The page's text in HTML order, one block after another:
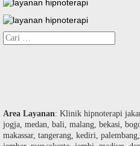
Cari
untuk:
Area Layanan: Klinik hipnoterapi
jogja, medan, bali, malang, bekasi,
makassar, tangerang, kediri,